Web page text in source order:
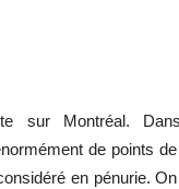
sur Montréal.
de points
en pénurie.